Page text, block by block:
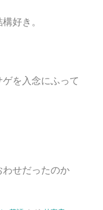
好き。
を入念にふって
わせだったのか